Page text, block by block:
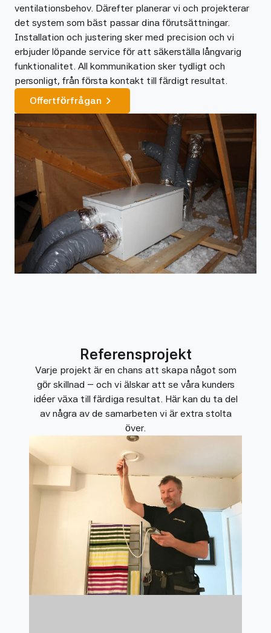
ventilationsbehov. Därefter planerar vi och projekterar
det system som bäst passar dina förutsättningar.
Installation och justering sker med precision och vi
erbjuder löpande service för att säkerställa långvarig
funktionalitet. All kommunikation sker tydligt och
personligt, från första kontakt till färdigt resultat.
Offertförfrågan
Referensprojekt
Varje projekt är en chans att skapa något som
gör skillnad – och vi älskar att se våra kunders
idéer växa till färdiga resultat. Här kan du ta del
av några av de samarbeten vi är extra stolta
över.